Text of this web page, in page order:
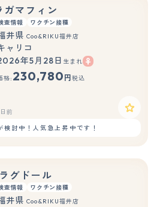
ガマフィン
査情報 ワクチン接種
井県 Coo&RIKU福井店
ャリコ
年5月28日 生まれ
格: 230,780 円 税込
前
検討中！人気急上昇中です！
ラグドール
査情報 ワクチン接種
井県 Coo&RIKU福井店